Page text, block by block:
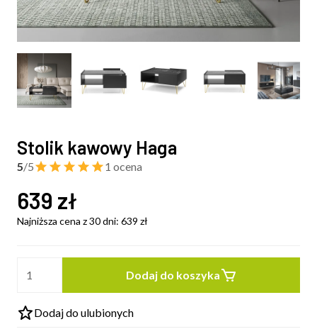
Stolik kawowy Haga
5/5 1 ocena
639 zł
Najniższa cena z 30 dni: 639 zł
Dodaj do koszyka
Dodaj do ulubionych